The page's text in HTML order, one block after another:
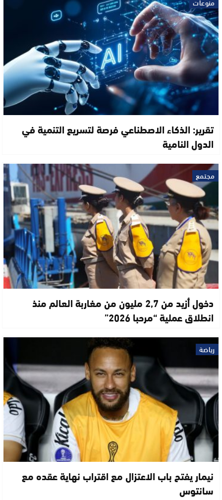
تقرير: الذكاء الاصطناعي فرصة لتسريع التنمية في
الدول النامية
مجتمع
دخول أزيد من 2,7 مليون من مغاربة العالم منذ
انطلاق عملية “مرحبا 2026”
رياضة
نيمار يفتح باب الاعتزال مع اقتراب نهاية عقده مع
سانتوس